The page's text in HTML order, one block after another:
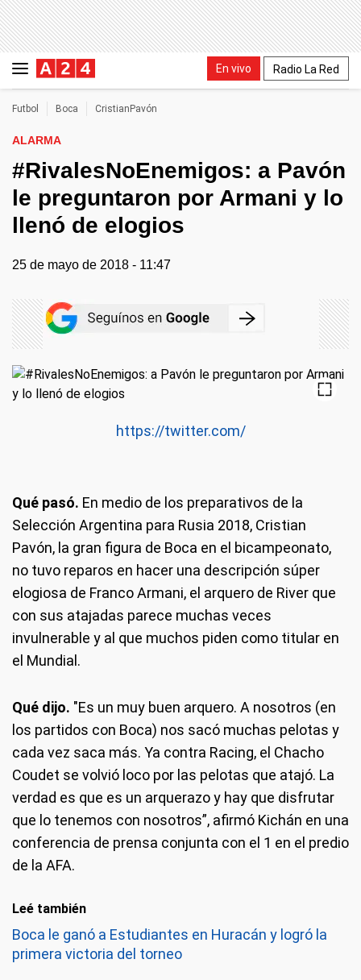
En vivo Radio La Red
Futbol Boca CristianPavón
ALARMA
#RivalesNoEnemigos: a Pavón
le preguntaron por Armani y lo
llenó de elogios
25 de mayo de 2018 - 11:47
https://twitter.com/
Qué pasó. En medio de los preparativos de la
Selección Argentina para Rusia 2018, Cristian
Pavón, la gran figura de Boca en el bicampeonato,
no tuvo reparos en hacer una descripción súper
elogiosa de Franco Armani, el arquero de River que
con sus atajadas parece muchas veces
invulnerable y al que muchos piden como titular en
el Mundial.
Qué dijo. "Es un muy buen arquero. A nosotros (en
los partidos con Boca) nos sacó muchas pelotas y
cada vez saca más. Ya contra Racing, el Chacho
Coudet se volvió loco por las pelotas que atajó. La
verdad es que es un arquerazo y hay que disfrutar
que lo tenemos con nosotros”, afirmó Kichán en una
conferencia de prensa conjunta con el 1 en el predio
de la AFA.
Leé también
Boca le ganó a Estudiantes en Huracán y logró la
primera victoria del torneo